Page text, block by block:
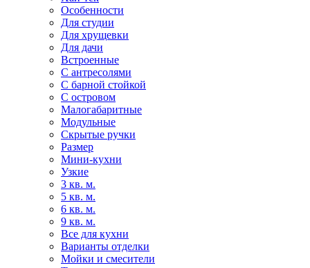
Особенности
Для студии
Для хрущевки
Для дачи
Встроенные
С антресолями
С барной стойкой
С островом
Малогабаритные
Модульные
Скрытые ручки
Размер
Мини-кухни
Узкие
3 кв. м.
5 кв. м.
6 кв. м.
9 кв. м.
Все для кухни
Варианты отделки
Мойки и смесители